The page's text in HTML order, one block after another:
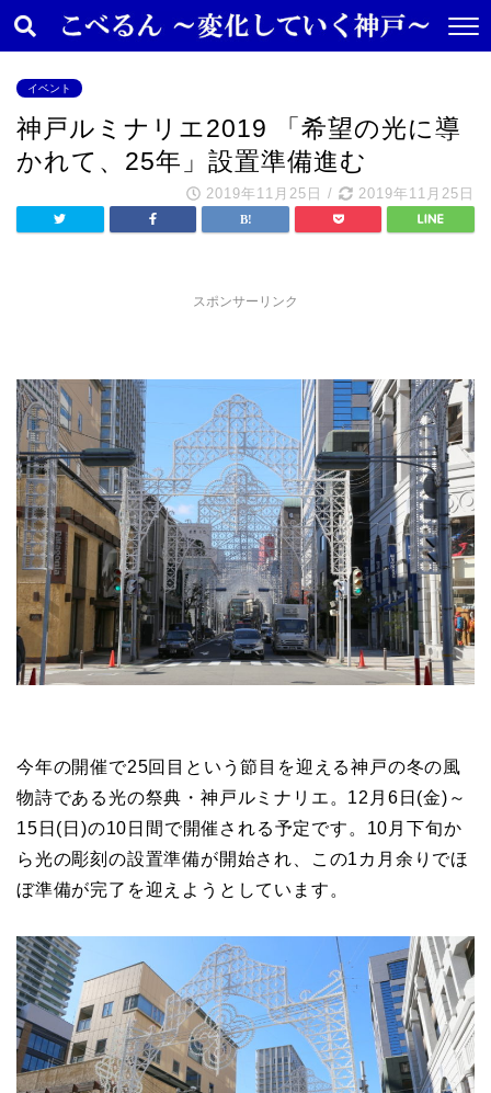
イベント
神戸ルミナリエ2019 「希望の光に導
かれて、25年」設置準備進む
2019年11月25日 / 2019年11月25日
スポンサーリンク
今年の開催で25回目という節目を迎える神戸の冬の風
物詩である光の祭典・神戸ルミナリエ。12月6日(金)～
15日(日)の10日間で開催される予定です。10月下旬か
ら光の彫刻の設置準備が開始され、この1カ月余りでほ
ぼ準備が完了を迎えようとしています。